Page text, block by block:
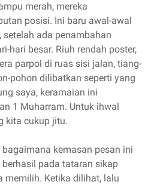
merah, mereka
posisi. Ini baru awal-awal
ada penambahan
hari besar. Riuh rendah poster,
parpol di ruas sisi jalan, tiang-
pohon dilibatkan seperti yang
saya, keramaian ini
1 Muharram. Untuk ihwal
kita cukup jitu.
kemasan pesan ini
pada tataran sikap
memilih. Ketika dilihat, lalu